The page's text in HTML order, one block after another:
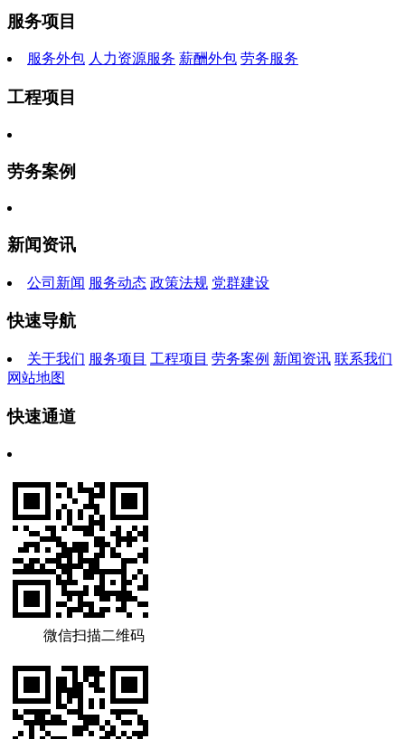
服务项目
服务外包 人力资源服务 薪酬外包 劳务服务
工程项目
劳务案例
新闻资讯
公司新闻 服务动态 政策法规 党群建设
快速导航
关于我们 服务项目 工程项目 劳务案例 新闻资讯 联系我们
网站地图
快速通道
微信扫描二维码